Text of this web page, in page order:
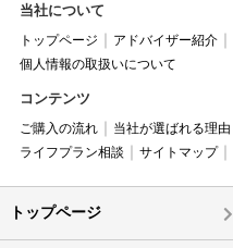
当社について
トップページ アドバイザー紹介
個人情報の取扱いについて
コンテンツ
ご購入の流れ 当社が選ばれる理由
ライフプラン相談
サイトマップ
トップページ